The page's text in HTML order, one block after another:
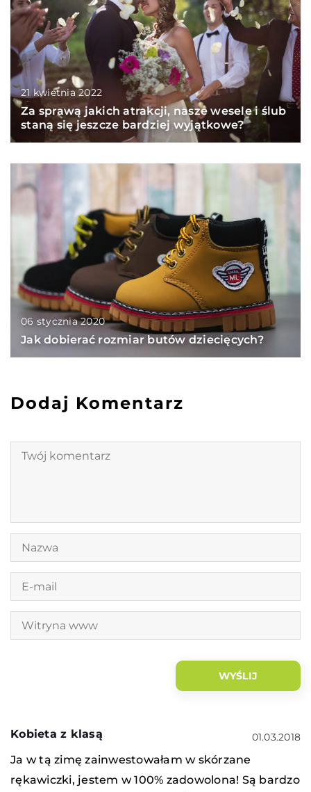
21 kwietnia 2022
Za sprawą jakich atrakcji, nasze wesele i ślub
staną się jeszcze bardziej wyjątkowe?
06 stycznia 2020
Jak dobierać rozmiar butów dziecięcych?
Dodaj Komentarz
Kobieta z klasą 01.03.2018
Ja w tą zimę zainwestowałam w skórzane
rękawiczki, jestem w 100% zadowolona! Są bardzo